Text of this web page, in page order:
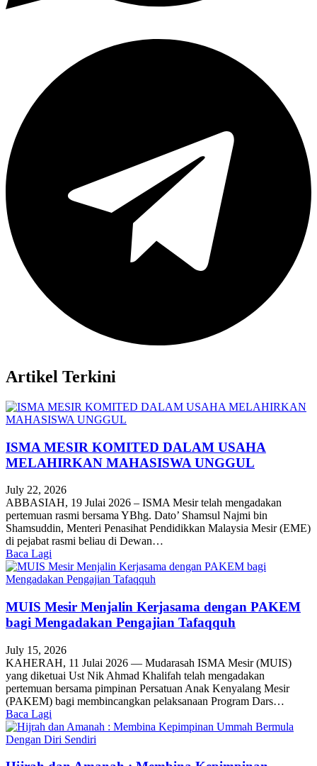
Artikel Terkini
ISMA MESIR KOMITED DALAM USAHA
MELAHIRKAN MAHASISWA UNGGUL
July 22, 2026
ABBASIAH, 19 Julai 2026 – ISMA Mesir telah mengadakan
pertemuan rasmi bersama YBhg. Dato’ Shamsul Najmi bin
Shamsuddin, Menteri Penasihat Pendidikkan Malaysia Mesir (EME)
di pejabat rasmi beliau di Dewan…
Baca Lagi
MUIS Mesir Menjalin Kerjasama dengan PAKEM
bagi Mengadakan Pengajian Tafaqquh
July 15, 2026
KAHERAH, 11 Julai 2026 — Mudarasah ISMA Mesir (MUIS)
yang diketuai Ust Nik Ahmad Khalifah telah mengadakan
pertemuan bersama pimpinan Persatuan Anak Kenyalang Mesir
(PAKEM) bagi membincangkan pelaksanaan Program Dars…
Baca Lagi